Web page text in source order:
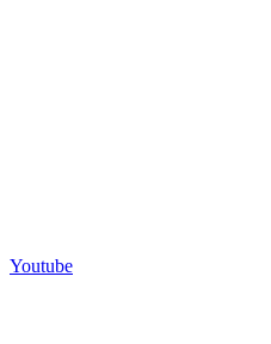
Youtube